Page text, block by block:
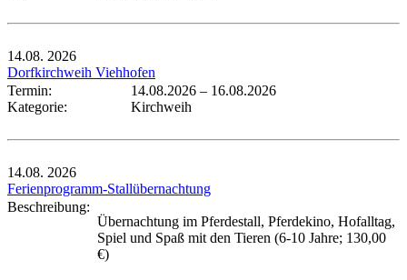
14.08. 2026
Dorfkirchweih Viehhofen
Termin:
14.08.2026 – 16.08.2026
Kategorie:
Kirchweih
14.08. 2026
Ferienprogramm-Stallübernachtung
Beschreibung:
Übernachtung im Pferdestall, Pferdekino, Hofalltag,
Spiel und Spaß mit den Tieren (6-10 Jahre; 130,00
€)